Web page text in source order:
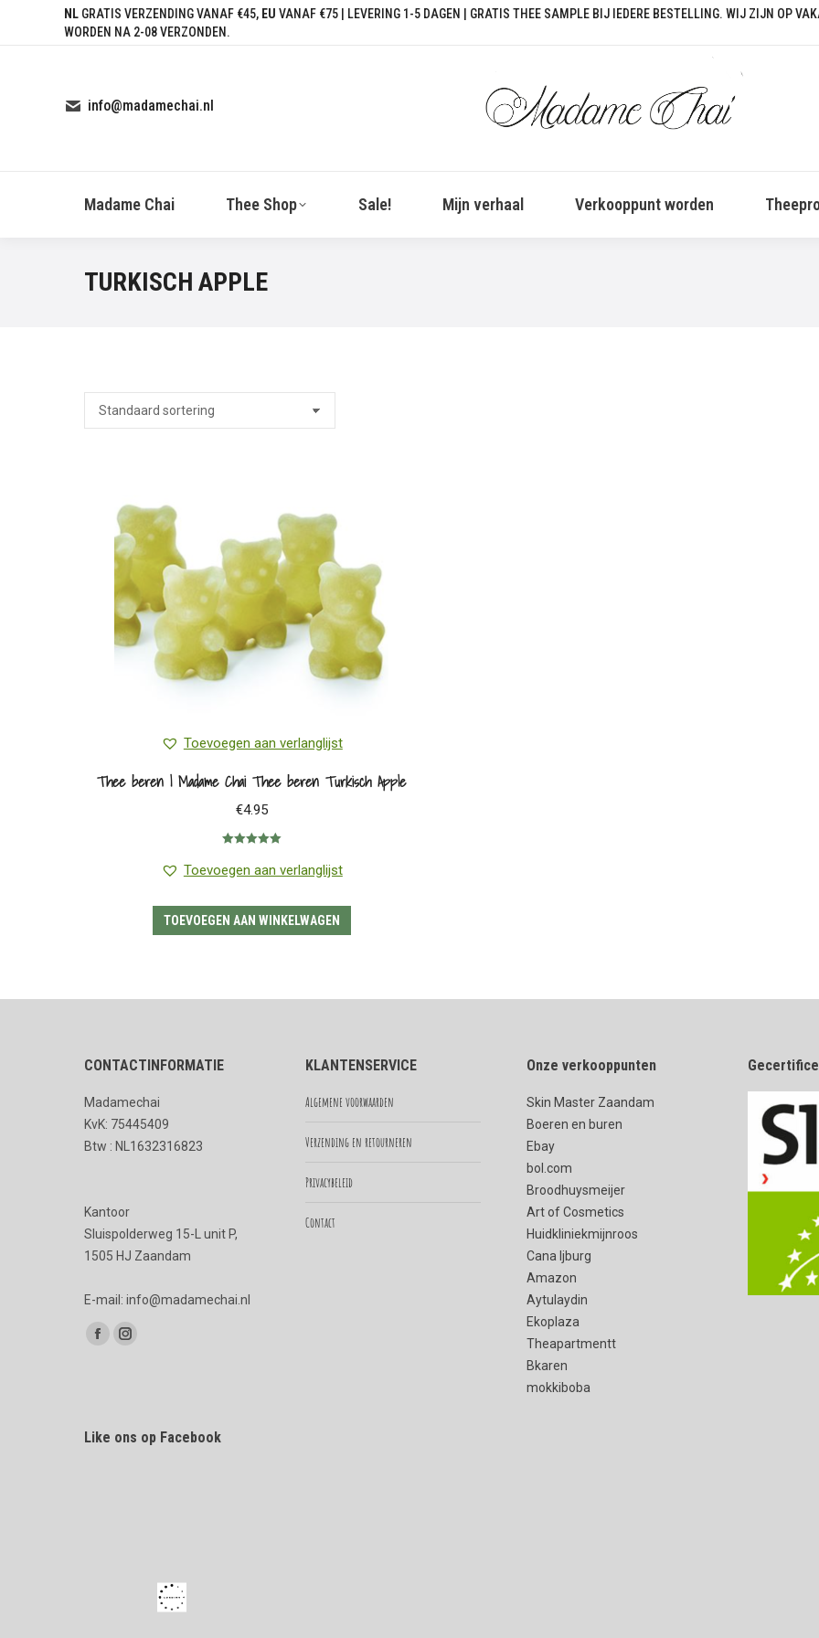
NL GRATIS VERZENDING VANAF €45, EU VANAF €75 | LEVERING 1-5 DAGEN | GRATIS THEE SAMPLE BIJ IEDERE BESTELLING. WIJ ZIJN OP
WORDEN NA 2-08 VERZONDEN.
info@madamechai.nl
Madame Chai Thee Shop Sale! Mijn verhaal Verkooppunt worden
TURKISCH APPLE
Toevoegen aan verlanglijst
Thee beren | Madame Chai Thee beren Turkisch Apple
€4.95
5.00 uit 5
Toevoegen aan verlanglijst
TOEVOEGEN AAN WINKELWAGEN
CONTACTINFORMATIE
Madamechai
KvK: 75445409
Btw : NL1632316823
Kantoor
Sluispolderweg 15-L unit P,
1505 HJ Zaandam
E-mail: info@madamechai.nl
Vind ons op:
Facebook
new
Instagram
new
KLANTENSERVICE
Algemene voorwaarden
Verzending en retourneren
Privacybeleid
Contact
Onze verkooppunten
Skin Master Zaandam
Boeren en buren
Ebay
bol.com
Broodhuysmeijer
Art of Cosmetics
Huidkliniekmijnroos
Cana Ijburg
Amazon
Aytulaydin
Ekoplaza
Theapartmentt
Bkaren
mokkiboba
Like ons op Facebook